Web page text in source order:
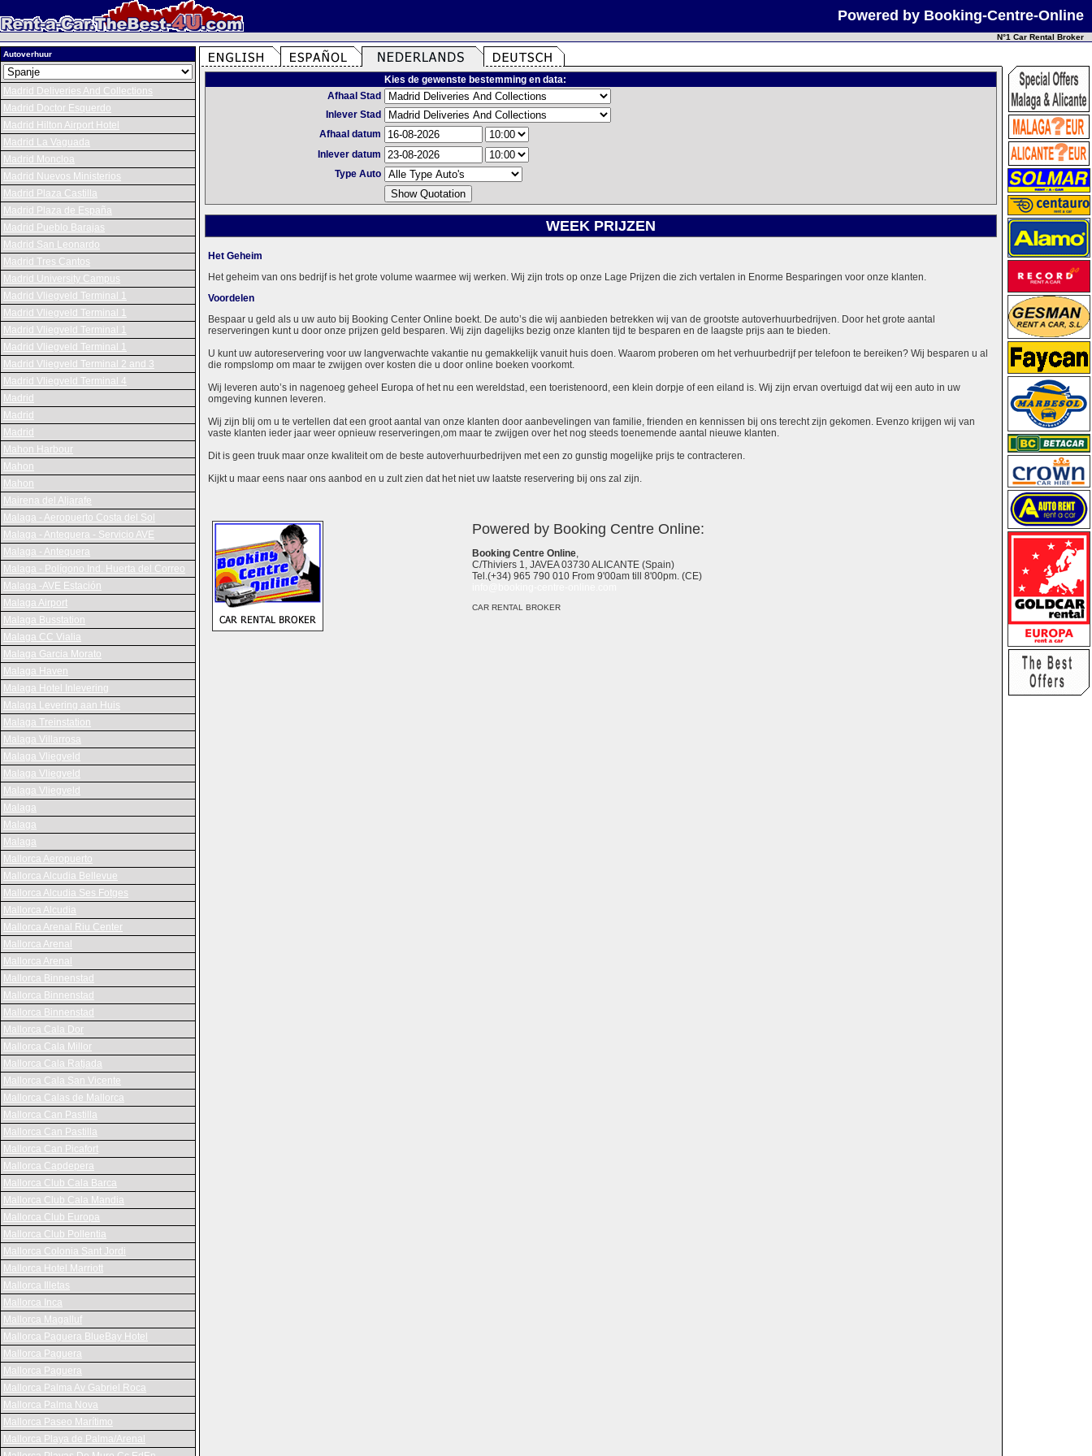
Powered by Booking-Centre-Online
N°1 Car Rental Broker
Autoverhuur
Madrid Deliveries And Collections
Madrid Doctor Esquerdo
Madrid Hilton Airport Hotel
Madrid La Vaguada
Madrid Moncloa
Madrid Nuevos Ministerios
Madrid Plaza Castilla
Madrid Plaza de España
Madrid Pueblo Barajas
Madrid San Leonardo
Madrid Tres Cantos
Madrid University Campus
Madrid Vliegveld Terminal 1
Madrid Vliegveld Terminal 1
Madrid Vliegveld Terminal 1
Madrid Vliegveld Terminal 1
Madrid Vliegveld Terminal 2 and 3
Madrid Vliegveld Terminal 4
Madrid
Madrid
Madrid
Mahon Harbour
Mahon
Mahon
Mairena del Aljarafe
Malaga - Aeropuerto Costa del Sol
Malaga - Antequera - Servicio AVE
Malaga - Antequera
Malaga - Polígono Ind. Huerta del Correo
Malaga -AVE Estación
Malaga Airport
Malaga Busstation
Malaga CC Vialia
Malaga Garcia Morato
Malaga Haven
Malaga Hotel Inlevering
Malaga Levering aan Huis
Malaga Treinstation
Malaga Villarrosa
Malaga Vliegveld
Malaga Vliegveld
Malaga Vliegveld
Malaga
Malaga
Malaga
Mallorca Aeropuerto
Mallorca Alcudia Bellevue
Mallorca Alcudia Ses Fotges
Mallorca Alcudia
Mallorca Arenal Riu Center
Mallorca Arenal
Mallorca Arenal
Mallorca Binnenstad
Mallorca Binnenstad
Mallorca Binnenstad
Mallorca Cala Dor
Mallorca Cala Millor
Mallorca Cala Ratjada
Mallorca Cala San Vicente
Mallorca Calas de Mallorca
Mallorca Can Pastilla
Mallorca Can Pastilla
Mallorca Can Picafort
Mallorca Capdepera
Mallorca Club Cala Barca
Mallorca Club Cala Mandia
Mallorca Club Europa
Mallorca Club Pollentia
Mallorca Colonia Sant Jordi
Mallorca Hotel Marriott
Mallorca Illetas
Mallorca Inca
Mallorca Magalluf
Mallorca Paguera BlueBay Hotel
Mallorca Paguera
Mallorca Paguera
Mallorca Palma Av Gabriel Roca
Mallorca Palma Nova
Mallorca Paseo Marítimo
Mallorca Playa de Palma/Arenal
Kies de gewenste bestemming en data:
Afhaal Stad
Inlever Stad
Afhaal datum
Inlever datum
Type Auto
WEEK PRIJZEN
Het Geheim
Het geheim van ons bedrijf is het grote volume waarmee wij werken. Wij zijn trots op onze Lage Prijzen die zich vertalen in Enorme Besparingen voor onze klanten.
Voordelen
Bespaar u geld als u uw auto bij Booking Center Online boekt. De auto’s die wij aanbieden betrekken wij van de grootste autoverhuurbedrijven. Door het grote aantal
reserveringen kunt u door onze prijzen geld besparen. Wij zijn dagelijks bezig onze klanten tijd te besparen en de laagste prijs aan te bieden.
U kunt uw autoreservering voor uw langverwachte vakantie nu gemakkelijk vanuit huis doen. Waarom proberen om het verhuurbedrijf per telefoon te bereiken? Wij besparen u al
die rompslomp om maar te zwijgen over kosten die u door online boeken voorkomt.
Wij leveren auto’s in nagenoeg geheel Europa of het nu een wereldstad, een toeristenoord, een klein dorpje of een eiland is. Wij zijn ervan overtuigd dat wij een auto in uw
omgeving kunnen leveren.
Wij zijn blij om u te vertellen dat een groot aantal van onze klanten door aanbevelingen van familie, frienden en kennissen bij ons terecht zijn gekomen. Evenzo krijgen wij van
vaste klanten ieder jaar weer opnieuw reserveringen,om maar te zwijgen over het nog steeds toenemende aantal nieuwe klanten.
Dit is geen truuk maar onze kwaliteit om de beste autoverhuurbedrijven met een zo gunstig mogelijke prijs te contracteren.
Kijkt u maar eens naar ons aanbod en u zult zien dat het niet uw laatste reservering bij ons zal zijn.
Powered by Booking Centre Online:
Booking Centre Online,
C/Thiviers 1, JAVEA 03730 ALICANTE (Spain)
Tel.(+34) 965 790 010 From 9'00am till 8'00pm. (CE)
CAR RENTAL BROKER